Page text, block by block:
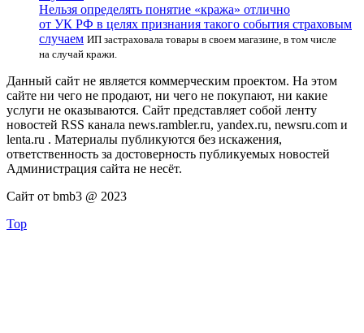
Нельзя определять понятие «кража» отлично
от УК РФ в целях признания такого события страховым
случаем ИП застраховала товары в своем магазине, в том числе
на случай кражи.
Данный сайт не является коммерческим проектом. На этом
сайте ни чего не продают, ни чего не покупают, ни какие
услуги не оказываются. Сайт представляет собой ленту
новостей RSS канала news.rambler.ru, yandex.ru, newsru.com и
lenta.ru . Материалы публикуются без искажения,
ответственность за достоверность публикуемых новостей
Администрация сайта не несёт.
Сайт от bmb3 @ 2023
Top